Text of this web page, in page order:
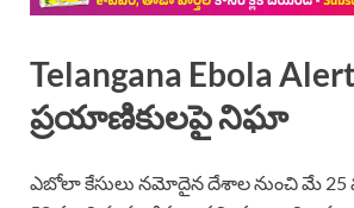
Telangana Ebola
ప్రయాణికులపై నిఘా
ఎబోలా కేసులు నమోదైన దేశాల నుంచి మే 25